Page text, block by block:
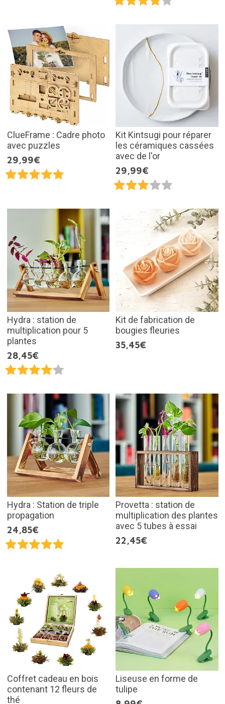
ClueFrame : Cadre photo
avec puzzles
29,99€
Kit Kintsugi pour réparer
les céramiques cassées
avec de l'or
29,99€
Hydra : station de
multiplication pour 5
plantes
28,45€
Kit de fabrication de
bougies fleuries
35,45€
Hydra : Station de triple
propagation
24,85€
Provetta : station de
multiplication des plantes
avec 5 tubes à essai
22,45€
Coffret cadeau en bois
contenant 12 fleurs de
thé
Liseuse en forme de
tulipe